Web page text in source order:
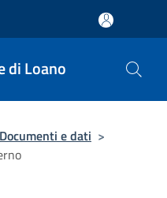
di Loano
Documenti e dati >